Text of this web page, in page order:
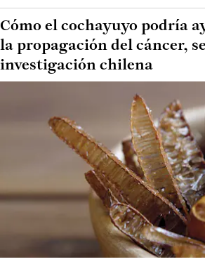
Cómo el cochayuyo podría
la propagación del cáncer,
investigación chilena